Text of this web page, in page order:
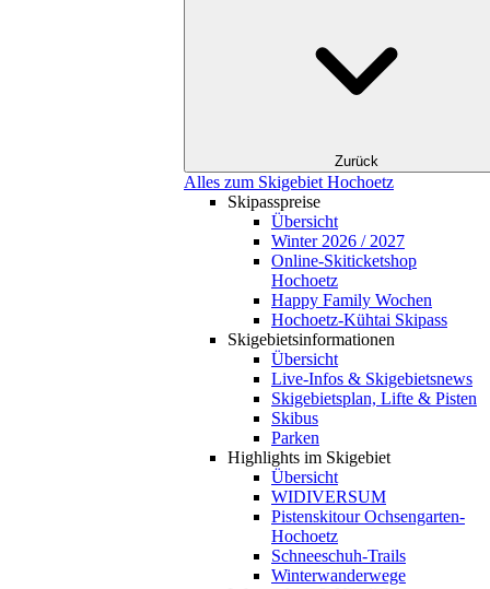
Zurück
Alles zum Skigebiet Hochoetz
Skipasspreise
Übersicht
Winter 2026 / 2027
Online-Skiticketshop
Hochoetz
Happy Family Wochen
Hochoetz-Kühtai Skipass
Skigebietsinformationen
Übersicht
Live-Infos & Skigebietsnews
Skigebietsplan, Lifte & Pisten
Skibus
Parken
Highlights im Skigebiet
Übersicht
WIDIVERSUM
Pistenskitour Ochsengarten-
Hochoetz
Schneeschuh-Trails
Winterwanderwege